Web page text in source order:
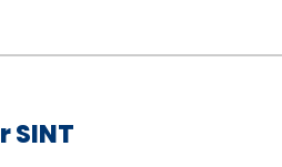
SINT